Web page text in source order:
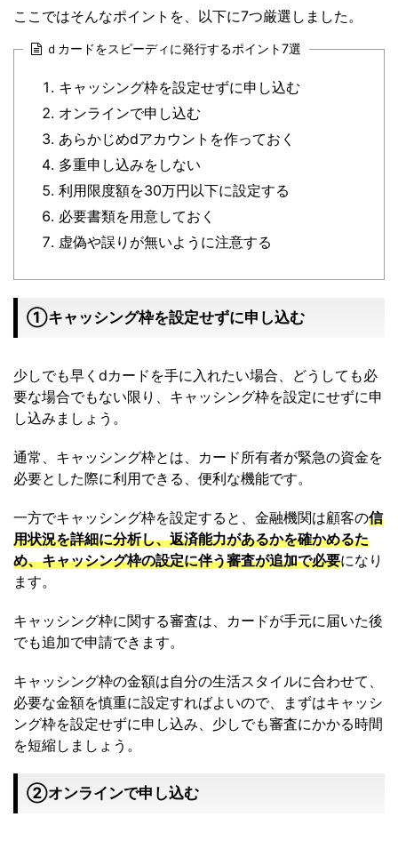
ここではそんなポイントを、以下に7つ厳選しました。
ｄカードをスピーディに発行するポイント7選
キャッシング枠を設定せずに申し込む
オンラインで申し込む
あらかじめdアカウントを作っておく
多重申し込みをしない
利用限度額を30万円以下に設定する
必要書類を用意しておく
虚偽や誤りが無いように注意する
①キャッシング枠を設定せずに申し込む
少しでも早くdカードを手に入れたい場合、どうしても必
要な場合でもない限り、キャッシング枠を設定にせずに申
し込みましょう。
通常、キャッシング枠とは、カード所有者が緊急の資金を
必要とした際に利用できる、便利な機能です。
一方でキャッシング枠を設定すると、金融機関は顧客の信
用状況を詳細に分析し、返済能力があるかを確かめるた
め、キャッシング枠の設定に伴う審査が追加で必要になり
ます。
キャッシング枠に関する審査は、カードが手元に届いた後
でも追加で申請できます。
キャッシング枠の金額は自分の生活スタイルに合わせて、
必要な金額を慎重に設定すればよいので、まずはキャッシ
ング枠を設定せずに申し込み、少しでも審査にかかる時間
を短縮しましょう。
②オンラインで申し込む